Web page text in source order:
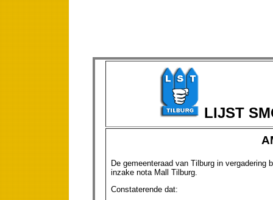
LIJST
De gemeenteraad van Tilburg in vergadering
inzake nota Mall Tilburg.
Constaterende dat: